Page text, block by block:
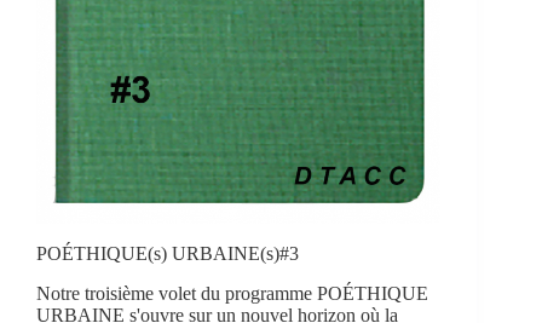
POÉTHIQUE(s) URBAINE(s)#3
Notre troisième volet du programme POÉTHIQUE
URBAINE s'ouvre sur un nouvel horizon où la